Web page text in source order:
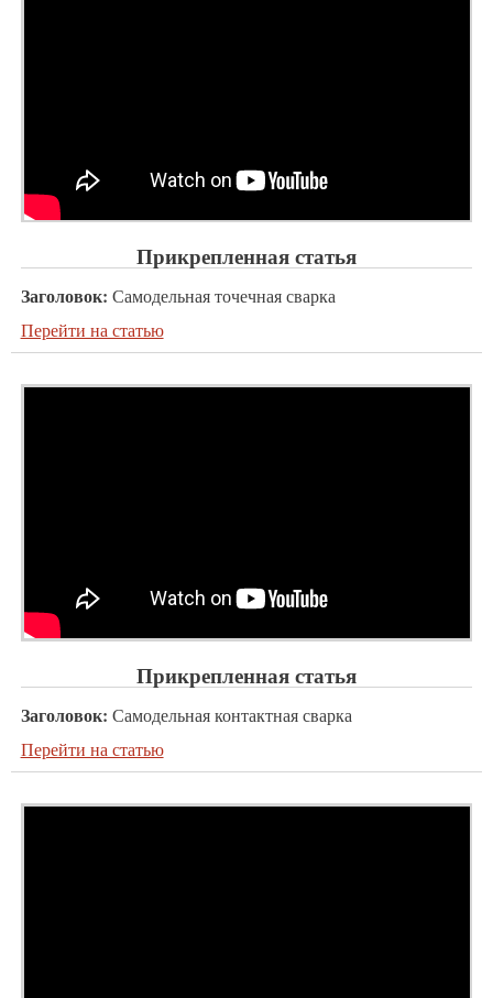
Прикрепленная статья
Заголовок: Самодельная точечная сварка
Перейти на статью
Прикрепленная статья
Заголовок: Самодельная контактная сварка
Перейти на статью